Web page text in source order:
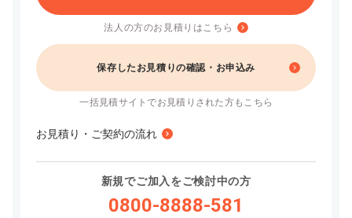
法人の方のお見積りはこちら
保存したお見積りの確認・お申込み
一括見積サイトでお見積りされた方もこちら
お見積り・ご契約の流れ
新規でご加入をご検討中の方
0800-8888-581